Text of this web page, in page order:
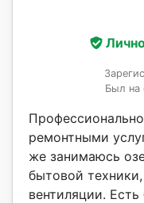
Был на
ремонтными
же занимаюсь
бытовой
вентиляции.